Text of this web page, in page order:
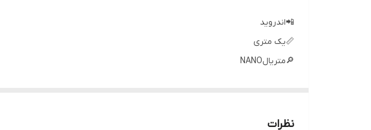
📲اندروید
📏یک متری
🔎متریالNANO
نظرات